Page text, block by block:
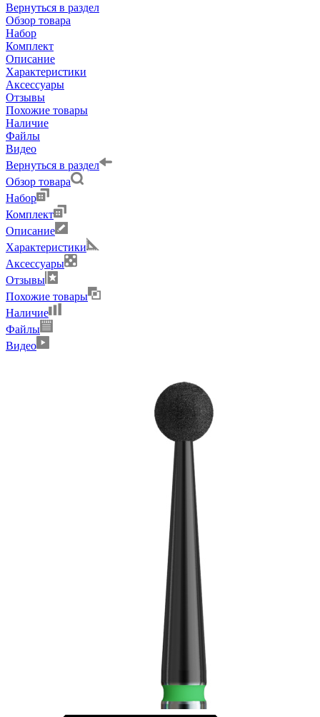
Вернуться в раздел
Обзор товара
Набор
Комплект
Описание
Характеристики
Аксессуары
Отзывы
Похожие товары
Наличие
Файлы
Видео
Вернуться в раздел
Обзор товара
Набор
Комплект
Описание
Характеристики
Аксессуары
Отзывы
Похожие товары
Наличие
Файлы
Видео